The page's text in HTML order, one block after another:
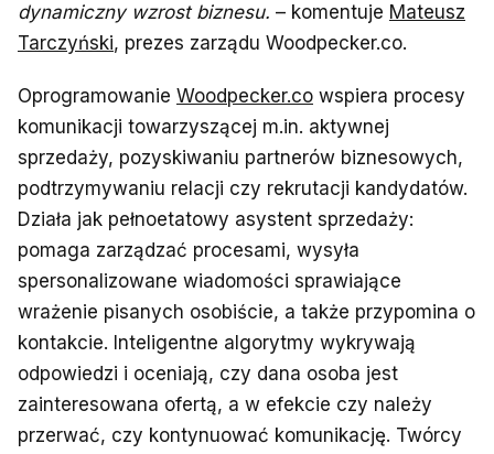
dynamiczny wzrost biznesu. – komentuje Mateusz
Tarczyński, prezes zarządu Woodpecker.co.
Oprogramowanie Woodpecker.co wspiera procesy
komunikacji towarzyszącej m.in. aktywnej
sprzedaży, pozyskiwaniu partnerów biznesowych,
podtrzymywaniu relacji czy rekrutacji kandydatów.
Działa jak pełnoetatowy asystent sprzedaży:
pomaga zarządzać procesami, wysyła
spersonalizowane wiadomości sprawiające
wrażenie pisanych osobiście, a także przypomina o
kontakcie. Inteligentne algorytmy wykrywają
odpowiedzi i oceniają, czy dana osoba jest
zainteresowana ofertą, a w efekcie czy należy
przerwać, czy kontynuować komunikację. Twórcy